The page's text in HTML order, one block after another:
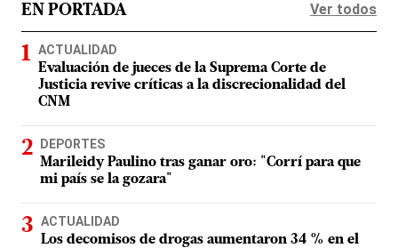
EN PORTADA Ver todos
ACTUALIDAD
Evaluación de jueces de la Suprema Corte de
Justicia revive críticas a la discrecionalidad del
CNM
DEPORTES
Marileidy Paulino tras ganar oro: "Corrí para que
mi país se la gozara"
ACTUALIDAD
Los decomisos de drogas aumentaron 34 % en el